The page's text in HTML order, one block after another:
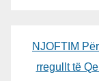
NJOFTIM
rregullt të